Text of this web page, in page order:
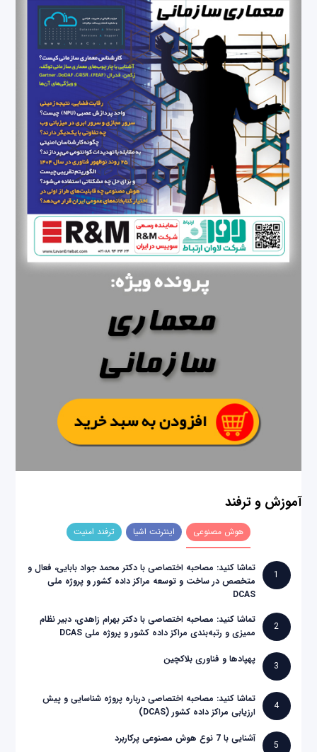
آموزش و ترفند
هوش مصنوعی اینترنت اشیا ترفند امنیت
1
تماشا کنید: مصاحبه اختصاصی با دکتر محمد جواد بابایی، فعال و
متخصص در ساخت و توسعه مراکز داده کشور و پروژه ملی
DCAS
2
تماشا کنید: مصاحبه اختصاصی با دکتر بهرام زاهدی، دبیر نظام
ممیزی و رتبه‌بندی مراکز داده کشور و پروژه ملی DCAS
3
پهپادها و فناوری بلاکچین
4
تماشا کنید: مصاحبه اختصاصی درباره پروژه شناسایی و پیش
ارزیابی مراکز داده کشور (DCAS)
5
آشنایی با 7 نوع هوش مصنوعی پرکاربرد